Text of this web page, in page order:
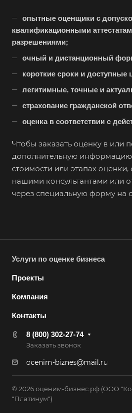
опытные оценщики с
квалификационными
разрешениями;
очный и дистанционный
короткие сроки и доступные
легитимные, точные и
страхование гражданской
оценка в соответствии с
Чтобы заказать оценку в или
дополнительную информацию
стоимости или этапах оценки,
нашими консультантами или
через специальную форму на
Услуги по оценке бизнеса
Проекты
Компания
Контакты
8 (800) 302-27-74
Заказать звонок
ocenim-biznes@mail.ru
© 2026 оценим-бизнес.рф (ООО
"Платинум")
Гай
Гатчина
Грозный
Губаха
Губкинский
Гусев
Гусь-Хрустальный
Дзержинск
Дзержинский
Дмитров
Домодедово